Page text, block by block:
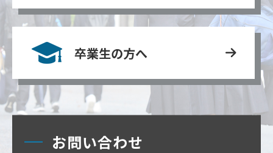
卒業生の方へ
お問い合わせ